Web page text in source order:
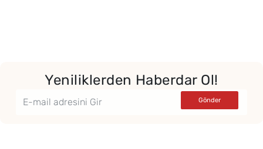
Yeniliklerden Haberdar Ol!